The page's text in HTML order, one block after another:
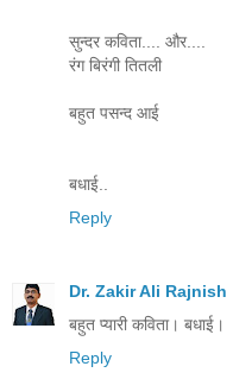
सुन्दर कविता.... और....
रंग बिरंगी तितली
बहुत पसन्द आई
बधाई..
Reply
Dr. Zakir Ali Rajnish
बहुत प्यारी कविता। बधाई।
Reply